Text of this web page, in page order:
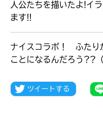
人公たちを描いたよ!イ
ます!!
ナイスコラボ！ ふたり
ことになるんだろう??（